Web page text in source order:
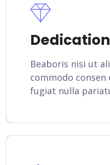
Dedication
Beaboris nisi ut
commodo
fugiat nulla